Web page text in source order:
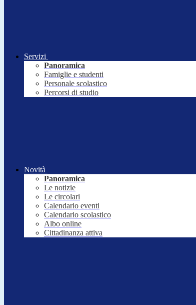
Servizi
Panoramica
Famiglie e studenti
Personale scolastico
Percorsi di studio
Novità
Panoramica
Le notizie
Le circolari
Calendario eventi
Calendario scolastico
Albo online
Cittadinanza attiva